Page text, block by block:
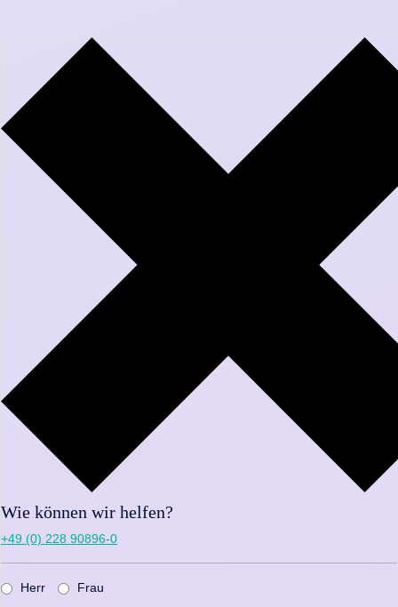
Wie können wir helfen?
+49 (0) 228 90896-0
Herr Frau